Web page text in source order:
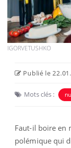
IGORVETUSHKO
Publié le
Mots clés :
Faut-il boire en
polémique qui